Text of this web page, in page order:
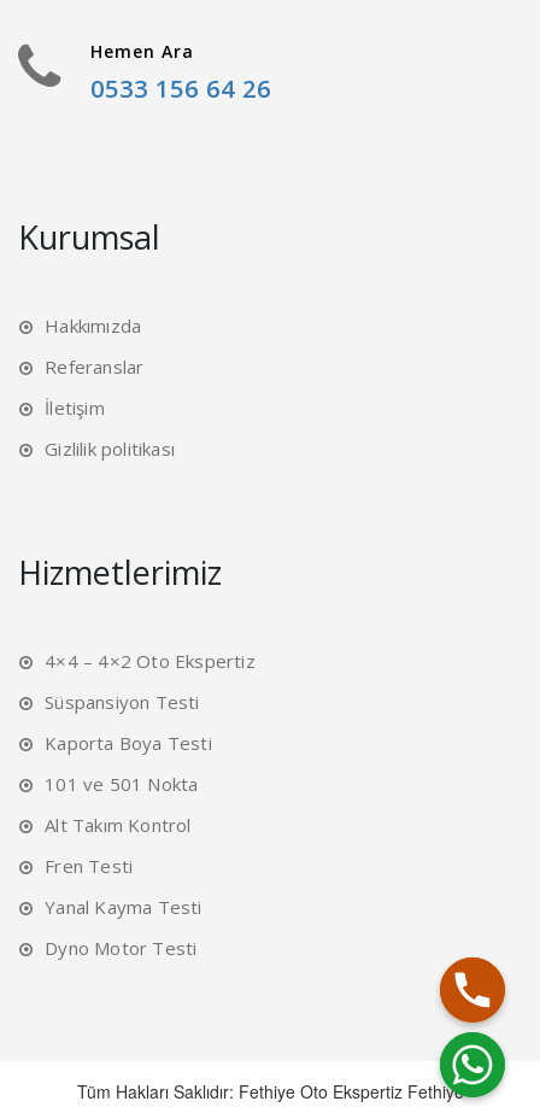
Hemen Ara
0533 156 64 26
Kurumsal
Hakkımızda
Referanslar
İletişim
Gizlilik politikası
Hizmetlerimiz
4×4 – 4×2 Oto Ekspertiz
Süspansiyon Testi
Kaporta Boya Testi
101 ve 501 Nokta
Alt Takım Kontrol
Fren Testi
Yanal Kayma Testi
Dyno Motor Testi
Tüm Hakları Saklıdır: Fethiye Oto Ekspertiz Fethiye